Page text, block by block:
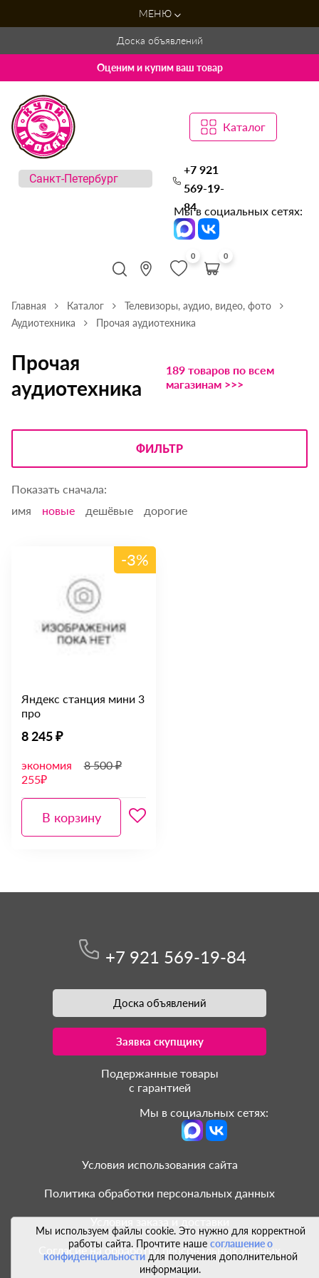
МЕНЮ
Доска объявлений
Оценим и купим ваш товар
Каталог
+7 921
569-19-
84
Мы в социальных сетях:
0 0
Главная Каталог
Телевизоры, аудио, видео, фото
Аудиотехника
Прочая аудиотехника
Прочая
аудиотехника
189 товаров по всем
магазинам >>>
ФИЛЬТР
Показать сначала:
имя
новые дешёвые дорогие
-3%
Яндекс станция мини 3
про
8 245 ₽
экономия
255₽
8 500 ₽
В корзину
Мы используем файлы cookie. Это нужно для корректной
работы сайта. Прочтите наше соглашение о
конфиденциальностидля получения дополнительной
информации.
+7 921 569-19-84
Доска объявлений
Заявка скупщику
Подержанные товары
с гарантией
Мы в социальных сетях:
Условия использования сайта
Политика обработки персональных данных
Условия заказа и доставки
Согласие на обработку персональных данных